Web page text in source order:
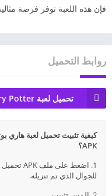
فإن هذه اللعبة توفر فرصة
روابط التحميل
تحميل لعبة Harry Potter للأندرويد
APK؟
للجوال الذي تم تنزيله.